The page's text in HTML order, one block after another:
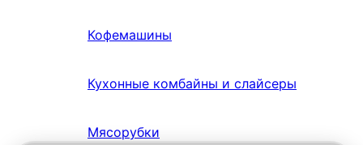
Кофемашины
Кухонные комбайны и слайсеры
Мясорубки